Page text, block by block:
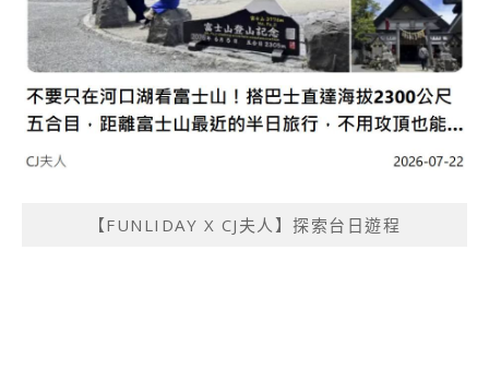
【FUNLIDAY X CJ夫人】探索台日遊程